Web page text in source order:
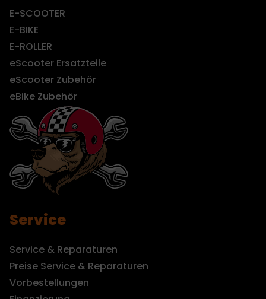
E-SCOOTER
E-BIKE
E-ROLLER
eScooter Ersatzteile
eScooter Zubehör
eBike Zubehör
Service
Service & Reparaturen
Preise Service & Reparaturen
Vorbestellungen